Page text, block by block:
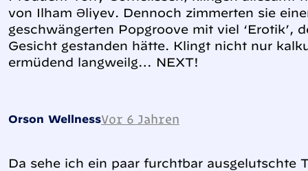
von İlham Əliyev. Dennoch zimmerten sie
geschwängerten Popgroove mit viel ‘Erotik’,
Gesicht gestanden hätte. Klingt nicht nur
ermüdend langweilg… NEXT!
Orson WellnessVor 6 Jahren
Da sehe ich ein paar furchtbar ausgelutschte